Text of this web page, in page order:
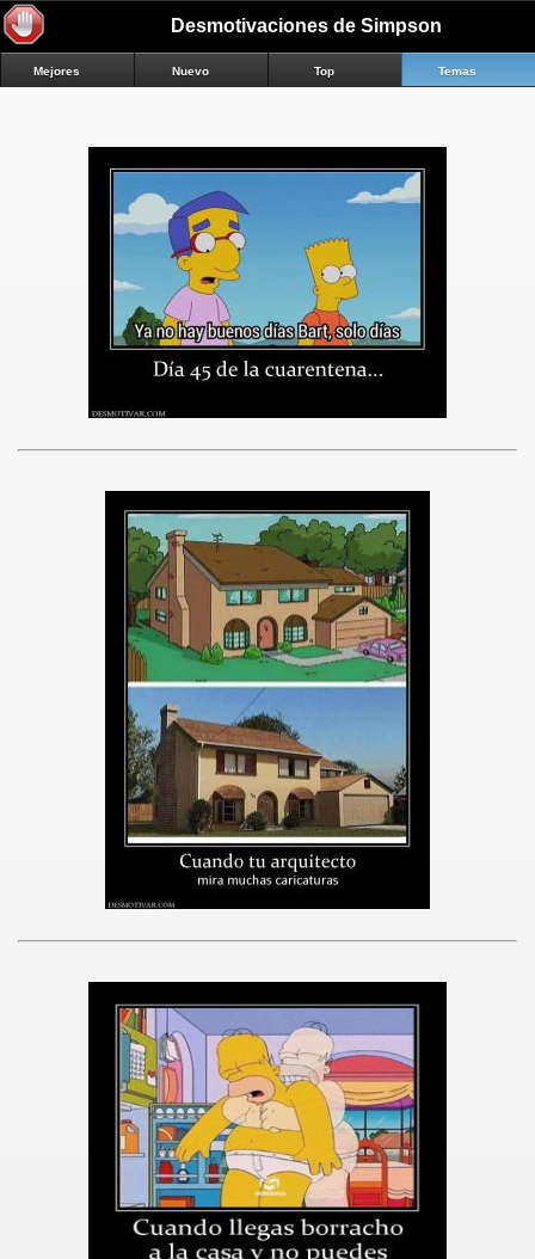
Desmotivaciones de Simpson
Mejores Nuevo Top Temas